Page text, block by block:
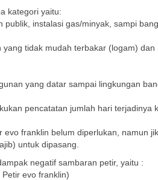
kategori yaitu:
instalasi gas/minyak, sampi
tidak mudah terbakar (logam) dan
yang datar sampai lingkungan
pencatatan jumlah hari terjadinya
franklin belum diperlukan, namun
untuk dipasang.
negatif sambaran petir, yaitu :
evo franklin)